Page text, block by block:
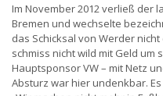
Im November 2012 verließ der
Bremen und wechselte
das Schicksal von Werder
schmiss nicht wild mit Geld um
Hauptsponsor VW – mit Netz
Absturz war hier undenkbar.